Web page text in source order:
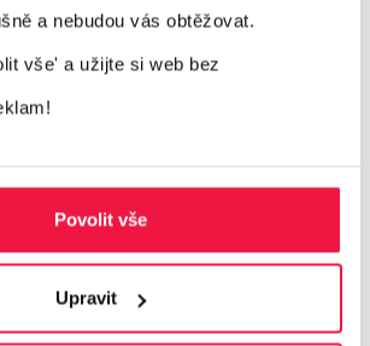
a nebudou vás obtěžovat.
vše' a užijte si web bez
Povolit vše
Upravit
PPC
| 1. 8. 2026
PPC a e-mail
CPA, zvýší LTV i ROAS.